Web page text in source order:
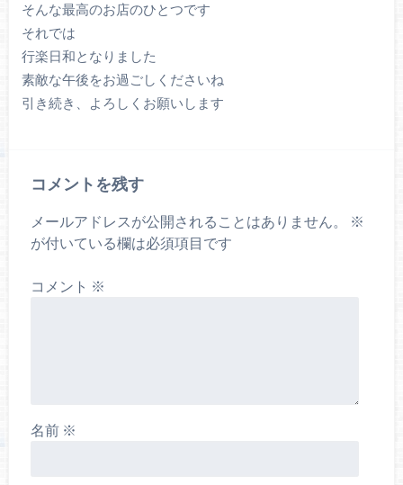
そんな最高のお店のひとつです
それでは
行楽日和となりました
素敵な午後をお過ごしくださいね
引き続き、よろしくお願いします
コメントを残す
メールアドレスが公開されることはありません。
※
が付いている欄は必須項目です
コメント ※
名前 ※